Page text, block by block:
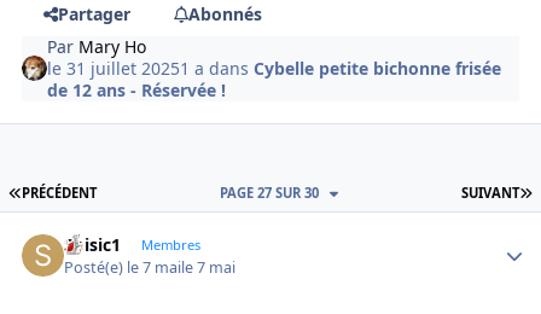
Partager
Abonnés
Par Mary Ho
le 31 juillet 20251 a dansCybelle petite bichonne frisée
de 12 ans - Réservée !
PREMIÈRE PAGE
PRÉCÉDENT SUIVANT
PAGE 27 SUR 30
Soisic1 Membres
Posté(e) le 7 maile 7 mai